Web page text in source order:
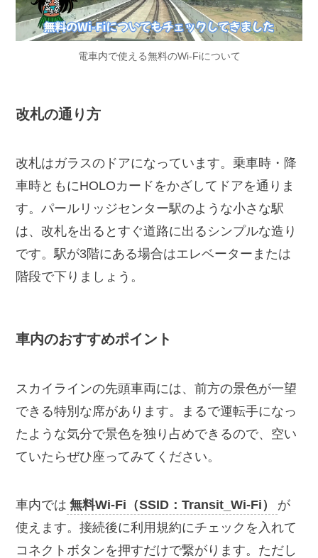
電車内で使える無料のWi-Fiについて
改札の通り方
改札はガラスのドアになっています。乗車時・降
車時ともにHOLOカードをかざしてドアを通りま
す。パールリッジセンター駅のような小さな駅
は、改札を出るとすぐ道路に出るシンプルな造り
です。駅が3階にある場合はエレベーターまたは
階段で下りましょう。
車内のおすすめポイント
スカイラインの先頭車両には、前方の景色が一望
できる特別な席があります。まるで運転手になっ
たような気分で景色を独り占めできるので、空い
ていたらぜひ座ってみてください。
車内では 無料Wi-Fi（SSID：Transit_Wi-Fi）
が
使えます。接続後に利用規約にチェックを入れて
コネクトボタンを押すだけで繋がります。ただし